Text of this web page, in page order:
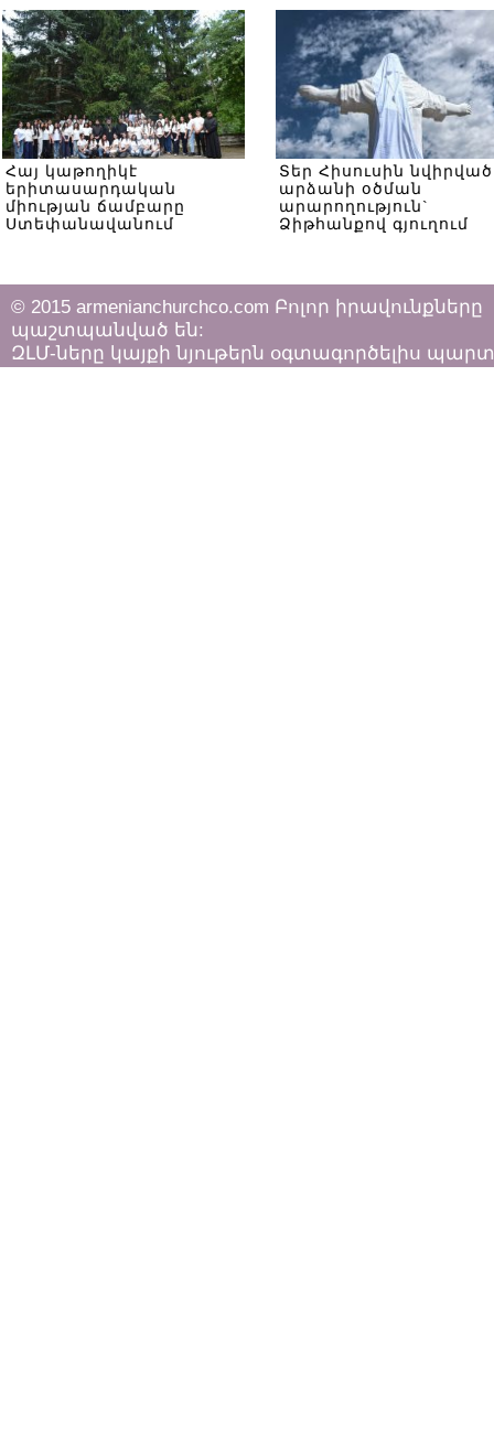
Հայ կաթողիկէ
երիտասարդական
միության ճամբարը
Ստեփանավանում
Տեր Հիսուսին նվիրված
արձանի օծման
արարողություն`
Ձիթհանքով գյուղում
© 2015 armenianchurchco.com Բոլոր իրավունքները
պաշտպանված են:
ԶԼՄ-ները կայքի նյութերն օգտագործելիս